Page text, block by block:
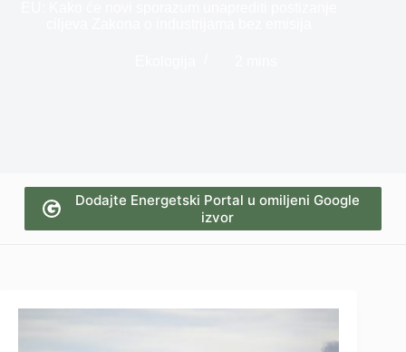
Dodajte Energetski Portal u omiljeni Google
izvor